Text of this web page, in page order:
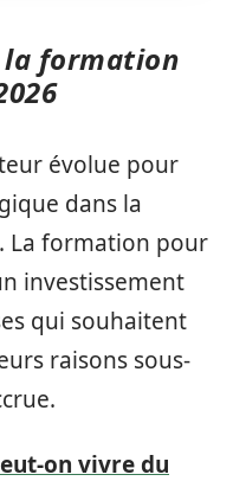
la formation
évolue pour
dans la
La formation pour
investissement
qui souhaitent
raisons sous-
on vivre du